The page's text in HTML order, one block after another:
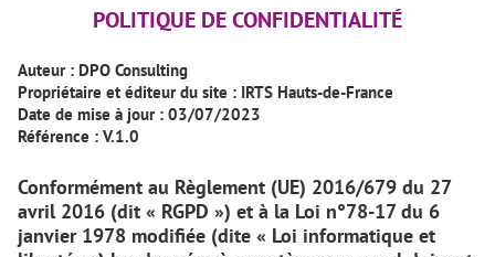
POLITIQUE DE CONFIDENTIALITÉ
Auteur : DPO Consulting
Propriétaire et éditeur du site : IRTS Hauts-de-France
Date de mise à jour : 03/07/2023
Référence : V.1.0
Conformément au Règlement (UE) 2016/679 du 27
avril 2016 (dit « RGPD ») et à la Loi n°78-17 du 6
janvier 1978 modifiée (dite « Loi informatique et